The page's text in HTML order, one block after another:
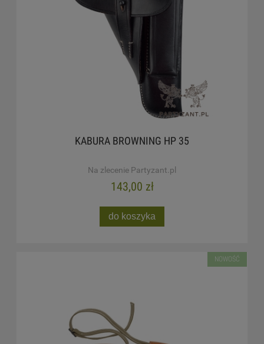
KABURA BROWNING HP 35
Na zlecenie Partyzant.pl
143,00 zł
do koszyka
NOWOŚĆ